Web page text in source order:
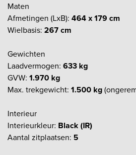
Maten
Afmetingen (LxB): 464 x 179 cm
Wielbasis: 267 cm
Gewichten
Laadvermogen: 633 kg
GVW: 1.970 kg
Max. trekgewicht: 1.500 kg
Interieur
Interieurkleur: Black (IR)
Aantal zitplaatsen: 5